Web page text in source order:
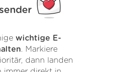
wichtige E-
. Markiere
dann landen